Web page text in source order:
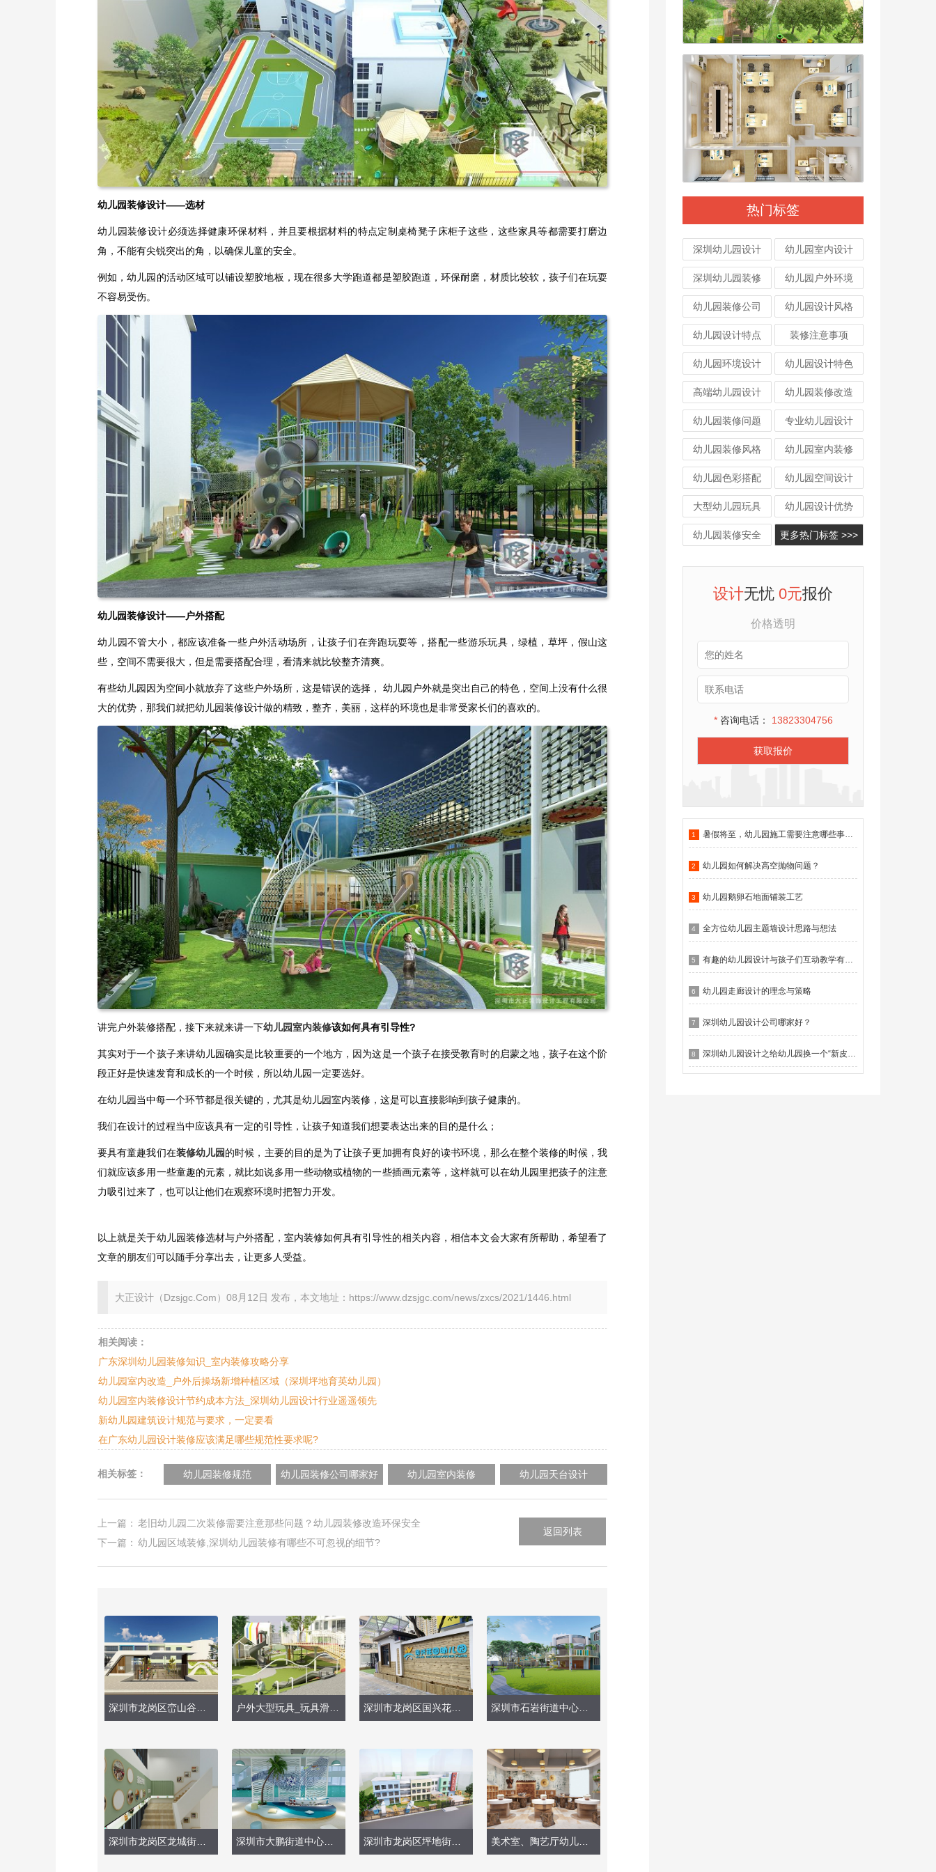
幼儿园装修设计——选材
幼儿园装修设计必须选择健康环保材料，并且要根据材料的特点定制桌椅凳子床柜子这些，这些家具等都需要打磨边
角，不能有尖锐突出的角，以确保儿童的安全。
例如，幼儿园的活动区域可以铺设塑胶地板，现在很多大学跑道都是塑胶跑道，环保耐磨，材质比较软，孩子们在玩耍
不容易受伤。
幼儿园装修设计——户外搭配
幼儿园不管大小，都应该准备一些户外活动场所，让孩子们在奔跑玩耍等，搭配一些游乐玩具，绿植，草坪，假山这
些，空间不需要很大，但是需要搭配合理，看清来就比较整齐清爽。
有些幼儿园因为空间小就放弃了这些户外场所，这是错误的选择， 幼儿园户外就是突出自己的特色，空间上没有什么很
大的优势，那我们就把幼儿园装修设计做的精致，整齐，美丽，这样的环境也是非常受家长们的喜欢的。
讲完户外装修搭配，接下来就来讲一下幼儿园室内装修该如何具有引导性?
其实对于一个孩子来讲幼儿园确实是比较重要的一个地方，因为这是一个孩子在接受教育时的启蒙之地，孩子在这个阶
段正好是快速发育和成长的一个时候，所以幼儿园一定要选好。
在幼儿园当中每一个环节都是很关键的，尤其是幼儿园室内装修，这是可以直接影响到孩子健康的。
我们在设计的过程当中应该具有一定的引导性，让孩子知道我们想要表达出来的目的是什么；
要具有童趣我们在装修幼儿园的时候，主要的目的是为了让孩子更加拥有良好的读书环境，那么在整个装修的时候，我
们就应该多用一些童趣的元素，就比如说多用一些动物或植物的一些插画元素等，这样就可以在幼儿园里把孩子的注意
力吸引过来了，也可以让他们在观察环境时把智力开发。
以上就是关于幼儿园装修选材与户外搭配，室内装修如何具有引导性的相关内容，相信本文会大家有所帮助，希望看了
文章的朋友们可以随手分享出去，让更多人受益。
大正设计（Dzsjgc.Com）08月12日 发布，本文地址：https://www.dzsjgc.com/news/zxcs/2021/1446.html
热门标签
深圳幼儿园设计 幼儿园室内设计
深圳幼儿园装修 幼儿园户外环境
幼儿园装修公司 幼儿园设计风格
幼儿园设计特点 装修注意事项
幼儿园环境设计 幼儿园设计特色
高端幼儿园设计 幼儿园装修改造
幼儿园装修问题 专业幼儿园设计
幼儿园装修风格 幼儿园室内装修
幼儿园色彩搭配 幼儿园空间设计
大型幼儿园玩具 幼儿园设计优势
幼儿园装修安全 更多热门标签 >>>
设计无忧0元报价
价格透明
*咨询电话： 13823304756
获取报价
1 暑假将至，幼儿园施工需要注意哪些事项？
2 幼儿园如何解决高空抛物问题？
3 幼儿园鹅卵石地面铺装工艺
4 全方位幼儿园主题墙设计思路与想法
5 有趣的幼儿园设计与孩子们互动教学有什么作用？
6 幼儿园走廊设计的理念与策略
7 深圳幼儿园设计公司哪家好？
8 深圳幼儿园设计之给幼儿园换一个“新皮肤”
相关阅读：
广东深圳幼儿园装修知识_室内装修攻略分享
幼儿园室内改造_户外后操场新增种植区域（深圳坪地育英幼儿园）
幼儿园室内装修设计节约成本方法_深圳幼儿园设计行业遥遥领先
新幼儿园建筑设计规范与要求，一定要看
在广东幼儿园设计装修应该满足哪些规范性要求呢?
相关标签： 幼儿园装修规范 幼儿园装修公司哪家好 幼儿园室内装修 幼儿园天台设计
返回列表
上一篇： 老旧幼儿园二次装修需要注意那些问题？幼儿园装修改造环保安全
下一篇： 幼儿园区域装修,深圳幼儿园装修有哪些不可忽视的细节?
深圳市龙岗区峦山谷幼儿园（户外、大型玩具安装） 户外大型玩具_玩具滑梯安装施工（2021） 深圳市龙岗区国兴花园幼儿园（现场实景） 深圳市石岩街道中心幼儿园（户外大型玩具）